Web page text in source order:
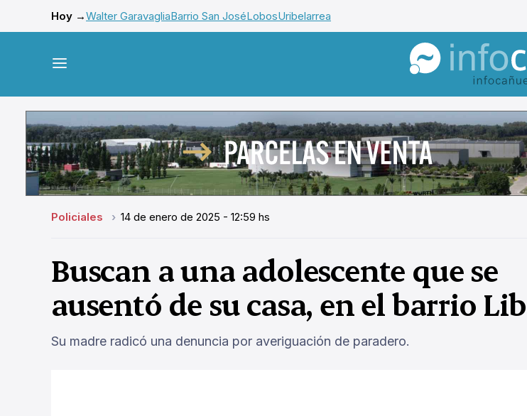
Hoy →Walter GaravagliaBarrio San JoséLobosUribelarrea
Policiales 14 de enero de 2025 - 12:59 hs
Buscan a una adolescente que se
ausentó de su casa, en el barrio
Su madre radicó una denuncia por averiguación de paradero.